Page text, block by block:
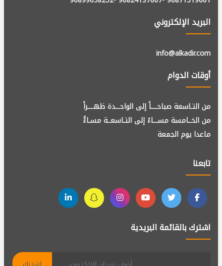
البريد الإلكتروني
info@alkadir.com
أوقات الدوام
من التـاسعة صباحــــاً إلى الواحـــدة ظهــــراً
من الخــامسة مســـاءً إلى التـاسعــة مسـاءًُ
ماعدا يوم الجمعة
تابعنا
اشترك بالقائمة البريدية